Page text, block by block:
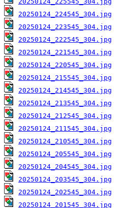
20250124_224545_304.jpg
20250124_223545_304.jpg
20250124_222545_304.jpg
20250124_221545_304.jpg
20250124_220545_304.jpg
20250124_215545_304.jpg
20250124_214545_304.jpg
20250124_213545_304.jpg
20250124_212545_304.jpg
20250124_211545_304.jpg
20250124_210545_304.jpg
20250124_205545_304.jpg
20250124_204545_304.jpg
20250124_203545_304.jpg
20250124_202545_304.jpg
20250124_201545_304.jpg